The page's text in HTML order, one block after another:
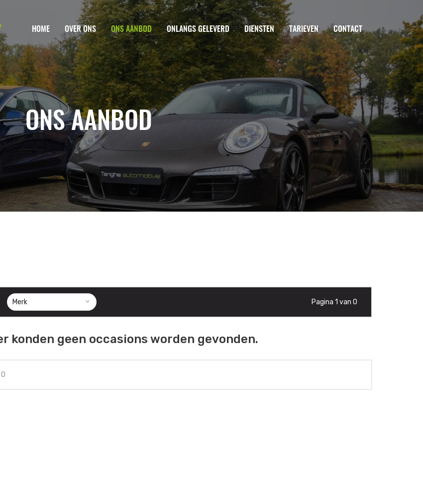
HOME OVER ONS ONS AANBOD ONLANGS GELEVERD DIENSTEN TARIEVEN CONTACT
ONS AANBOD
Pagina 1 van 0
konden geen occasions worden gevonden.